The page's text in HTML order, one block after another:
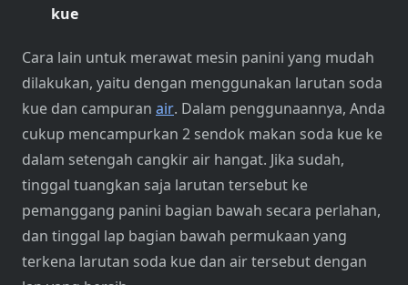
kue
Cara lain untuk merawat mesin panini yang mudah
dilakukan, yaitu dengan menggunakan larutan soda
kue dan campuran air. Dalam penggunaannya, Anda
cukup mencampurkan 2 sendok makan soda kue ke
dalam setengah cangkir air hangat. Jika sudah,
tinggal tuangkan saja larutan tersebut ke
pemanggang panini bagian bawah secara perlahan,
dan tinggal lap bagian bawah permukaan yang
terkena larutan soda kue dan air tersebut dengan